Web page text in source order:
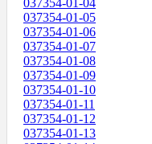
037354-01-04
037354-01-05
037354-01-06
037354-01-07
037354-01-08
037354-01-09
037354-01-10
037354-01-11
037354-01-12
037354-01-13